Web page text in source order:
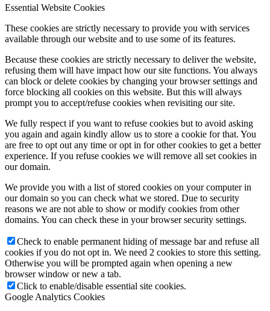
Essential Website Cookies
These cookies are strictly necessary to provide you with services
available through our website and to use some of its features.
Because these cookies are strictly necessary to deliver the website,
refusing them will have impact how our site functions. You always
can block or delete cookies by changing your browser settings and
force blocking all cookies on this website. But this will always
prompt you to accept/refuse cookies when revisiting our site.
We fully respect if you want to refuse cookies but to avoid asking
you again and again kindly allow us to store a cookie for that. You
are free to opt out any time or opt in for other cookies to get a better
experience. If you refuse cookies we will remove all set cookies in
our domain.
We provide you with a list of stored cookies on your computer in
our domain so you can check what we stored. Due to security
reasons we are not able to show or modify cookies from other
domains. You can check these in your browser security settings.
Check to enable permanent hiding of message bar and refuse all
cookies if you do not opt in. We need 2 cookies to store this setting.
Otherwise you will be prompted again when opening a new
browser window or new a tab.
Click to enable/disable essential site cookies.
Google Analytics Cookies